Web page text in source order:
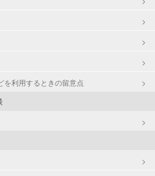
を利用するときの留意点